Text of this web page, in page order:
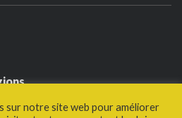
sur notre site web pour améliorer